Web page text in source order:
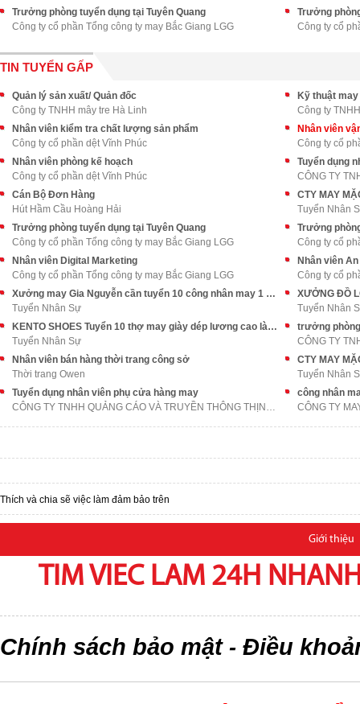
Trưởng phòng tuyển dụng tại Tuyên Quang
Công ty cổ phần Tổng công ty may Bắc Giang LGG
Trưởng
Công ty cổ
TIN TUYỂN GẤP
Quản lý sản xuất/ Quản đốc
Công ty TNHH mây tre Hà Linh
Kỹ thuật may
Công ty
Nhân viên kiểm tra chất lượng sản phẩm
Công ty cổ phần dệt Vĩnh Phúc
Nhân viên
Công ty cổ
Nhân viên phòng kế hoạch
Công ty cổ phần dệt Vĩnh Phúc
Tuyển dụng
Cán Bộ Đơn Hàng
Hút Hầm Cầu Hoàng Hải
Tuyển Nhân
Trưởng phòng tuyển dụng tại Tuyên Quang
Công ty cổ phần Tổng công ty may Bắc Giang LGG
Trưởng
Công ty cổ
Nhân viên Digital Marketing
Công ty cổ phần Tổng công ty may Bắc Giang LGG
Nhân viên
Công ty cổ
Xưởng may Gia Nguyễn cần tuyển 10 công nhân may 1 kim và vắt sổ
Tuyển Nhân Sự
Tuyển Nhân
KENTO SHOES Tuyển 10 thợ may giày dép lương cao làm tại Bình Tân
Tuyển Nhân Sự
trưởng
CÔNG TY
Nhân viên bán hàng thời trang công sở
Thời trang Owen
Tuyển Nhân
Tuyển dụng nhân viên phụ cửa hàng may
CÔNG TY TNHH QUẢNG CÁO VÀ TRUYỀN THÔNG THỊNH AN PH
công nhân
CÔNG TY
Thích và chia sẽ việc làm đảm bảo trên
Giới thiệu
TIM VIEC LAM 24H
Chính sách bảo mật- Điều